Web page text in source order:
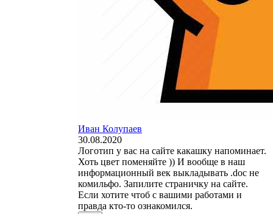
Иван Колупаев
30.08.2020
Логотип у вас на сайте какашку напоминает.
Хоть цвет поменяйте )) И вообще в наш
информационный век выкладывать .doc не
комильфо. Запилите страничку на сайте.
Если хотите чтоб с вашими работами и
правда кто-то ознакомился.